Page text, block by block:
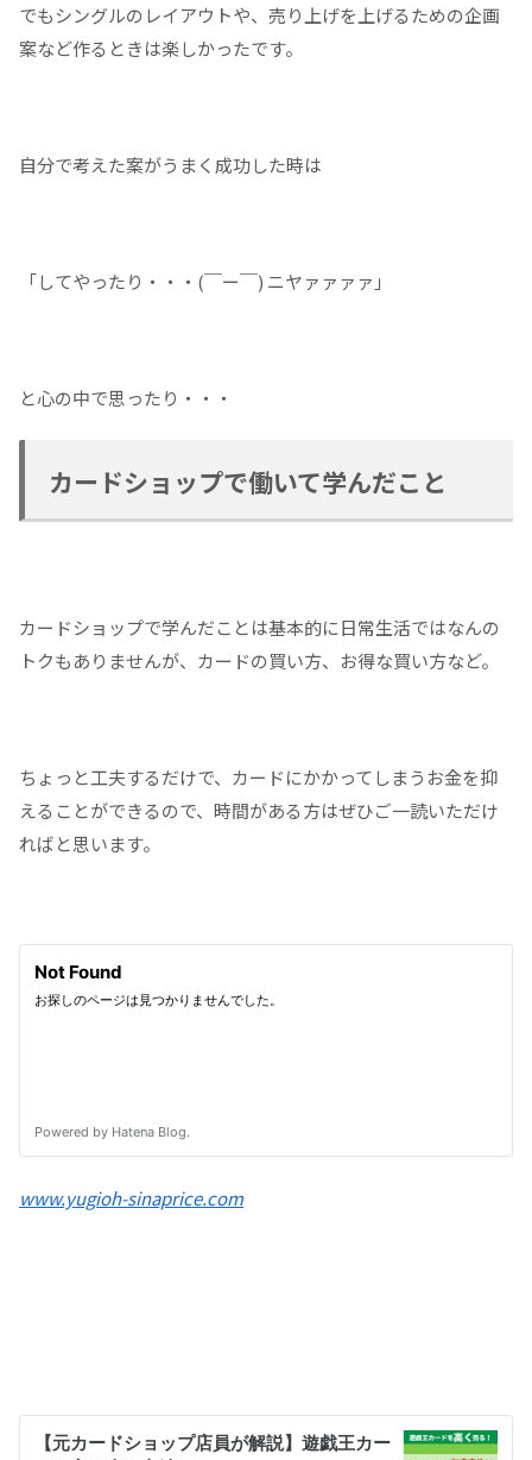
でもシングルのレイアウトや、売り上げを上げるための企画
案など作るときは楽しかったです。
自分で考えた案がうまく成功した時は
「してやったり・・・(￣ー￣) ニヤァァァァ」
と心の中で思ったり・・・
カードショップで働いて学んだこと
カードショップで学んだことは基本的に日常生活ではなんの
トクもありませんが、カードの買い方、お得な買い方など。
ちょっと工夫するだけで、カードにかかってしまうお金を抑
えることができるので、時間がある方はぜひご一読いただけ
ればと思います。
www.yugioh-sinaprice.com